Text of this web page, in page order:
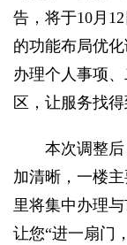
告，将于10月
的功能布局优
办理个人事项
区，让服务找得
本次调整后
加清晰，一楼
里将集中办理
让您“进一扇门